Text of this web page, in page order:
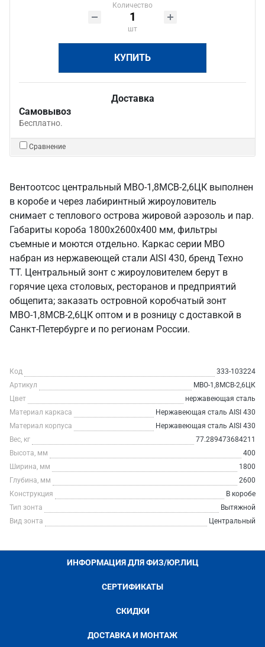
Количество
шт
КУПИТЬ
Доставка
Самовывоз
Бесплатно.
Сравнение
Вентоотсос центральный МВО-1,8МСВ-2,6ЦК выполнен
в коробе и через лабиринтный жироуловитель
снимает с теплового острова жировой аэрозоль и пар.
Габариты короба 1800х2600х400 мм, фильтры
съемные и моются отдельно. Каркас серии МВО
набран из нержавеющей стали AISI 430, бренд Техно
ТТ. Центральный зонт с жироуловителем берут в
горячие цеха столовых, ресторанов и предприятий
общепита; заказать островной коробчатый зонт
МВО-1,8МСВ-2,6ЦК оптом и в розницу с доставкой в
Санкт‑Петербурге и по регионам России.
Код
333-103224
Артикул
МВО-1,8МСВ-2,6ЦК
Цвет
нержавеющая сталь
Материал каркаса
Нержавеющая сталь AISI 430
Материал корпуса
Нержавеющая сталь AISI 430
Вес, кг
77.289473684211
Высота, мм
400
Ширина, мм
1800
Глубина, мм
2600
Конструкция
В коробе
Тип зонта
Вытяжной
Вид зонта
Центральный
ИНФОРМАЦИЯ ДЛЯ ФИЗ/ЮР.ЛИЦ
СЕРТИФИКАТЫ
СКИДКИ
ДОСТАВКА И МОНТАЖ